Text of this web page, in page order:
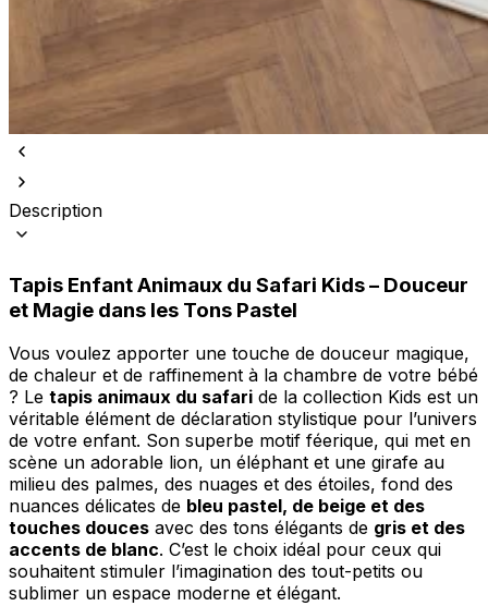
Description
Tapis Enfant Animaux du Safari Kids – Douceur
et Magie dans les Tons Pastel
Vous voulez apporter une touche de douceur magique,
de chaleur et de raffinement à la chambre de votre bébé
? Le tapis animaux du safari de la collection Kids est un
véritable élément de déclaration stylistique pour l’univers
de votre enfant. Son superbe motif féerique, qui met en
scène un adorable lion, un éléphant et une girafe au
milieu des palmes, des nuages et des étoiles, fond des
nuances délicates de bleu pastel, de beige et des
touches douces avec des tons élégants de gris et des
accents de blanc. C’est le choix idéal pour ceux qui
souhaitent stimuler l’imagination des tout-petits ou
sublimer un espace moderne et élégant.